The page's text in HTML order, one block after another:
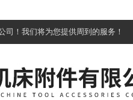
司！我们将为您提供周到的服务！